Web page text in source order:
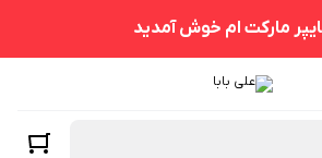
مارکت ام خوش آمدید